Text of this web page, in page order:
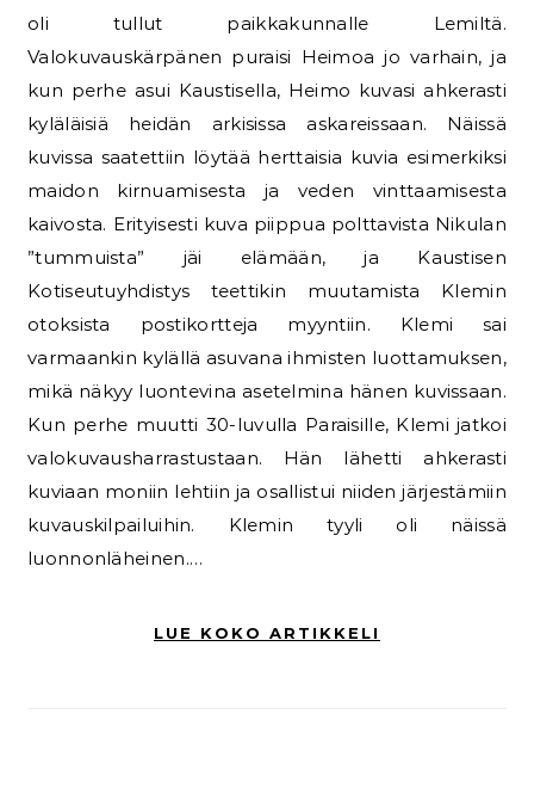
oli tullut paikkakunnalle Lemiltä.
Valokuvauskärpänen puraisi Heimoa jo varhain, ja
kun perhe asui Kaustisella, Heimo kuvasi ahkerasti
kyläläisiä heidän arkisissa askareissaan. Näissä
kuvissa saatettiin löytää herttaisia kuvia esimerkiksi
maidon kirnuamisesta ja veden vinttaamisesta
kaivosta. Erityisesti kuva piippua polttavista Nikulan
”tummuista” jäi elämään, ja Kaustisen
Kotiseutuyhdistys teettikin muutamista Klemin
otoksista postikortteja myyntiin. Klemi sai
varmaankin kylällä asuvana ihmisten luottamuksen,
mikä näkyy luontevina asetelmina hänen kuvissaan.
Kun perhe muutti 30-luvulla Paraisille, Klemi jatkoi
valokuvausharrastustaan. Hän lähetti ahkerasti
kuviaan moniin lehtiin ja osallistui niiden järjestämiin
kuvauskilpailuihin. Klemin tyyli oli näissä
luonnonläheinen.…
LUE KOKO ARTIKKELI